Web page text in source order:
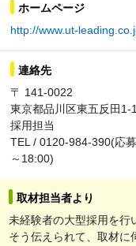
ホームページ
http://www.ut-
連絡先
〒 141-0022
東京都品川区東五反田1-
採用担当
TEL / 0120-984-390(応
～18:00)
取材担当者より
未経験者の大型採用を行
そう伝えられて、取材に